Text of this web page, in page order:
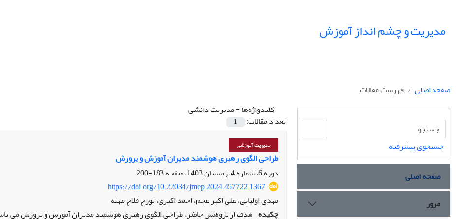
مدیریت و چشم انداز آموزش
صفحه اصلی
فهرست مقالات
کلیدواژه‌ها =مدیریت دانشی
تعداد مقالات:
1
مدیریت آموزشی
طراحی الگوی رهبری هوشمند مدیران آموزش و پرورش
دوره 6، شماره 4، زمستان 1403، صفحه
183-200
https://doi.org/10.22034/jmep.2024.457722.1367
مهدی اولیایی، علی اکبر عجم، احمد اکبری، تورج فلاح مهنه
چکیده هدف از پژوهش حاضر، طراحی الگوی رهبری هوشمند مدیران آموزش و پرورش می
جستجوی پیشرفته
صفحه اصلی
مرور